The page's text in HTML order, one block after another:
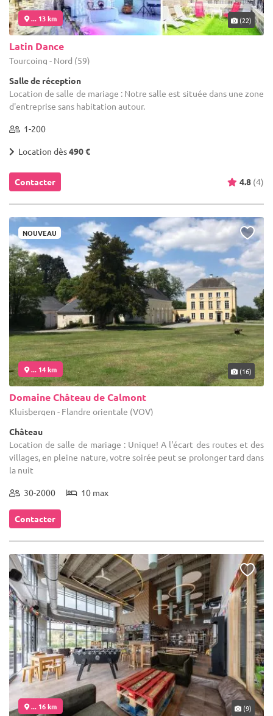
... 13 km (22)
Latin Dance
Tourcoing - Nord (59)
Salle de réception
Location de salle de mariage : Notre salle est située dans une zone
d'entreprise sans habitation autour.
1-200
Location dès490 €
Contacter 4.8 (4)
NOUVEAU
... 14 km (16)
Domaine Château de Calmont
Kluisbergen - Flandre orientale (VOV)
Château
Location de salle de mariage : Unique! A l'écart des routes et des
villages, en pleine nature, votre soirée peut se prolonger tard dans
la nuit
30-2000 10 max
Contacter
... 16 km (9)